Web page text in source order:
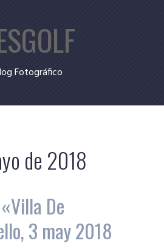
Fotográfico
de 2018
De
3 may 2018